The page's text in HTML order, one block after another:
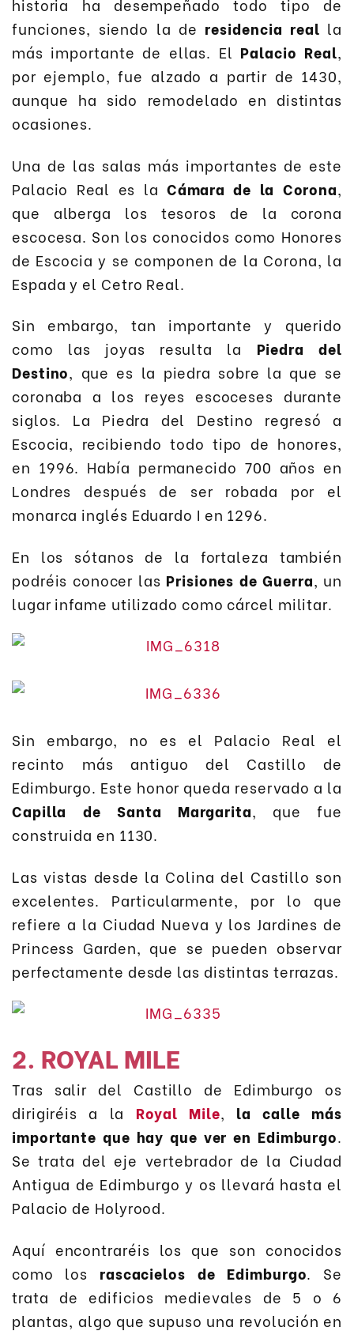
historia ha desempeñado todo tipo de
funciones, siendo la de residencia real la
más importante de ellas. El Palacio Real,
por ejemplo, fue alzado a partir de 1430,
aunque ha sido remodelado en distintas
ocasiones.
Una de las salas más importantes de este
Palacio Real es la Cámara de la Corona,
que alberga los tesoros de la corona
escocesa. Son los conocidos como Honores
de Escocia y se componen de la Corona, la
Espada y el Cetro Real.
Sin embargo, tan importante y querido
como las joyas resulta la Piedra del
Destino, que es la piedra sobre la que se
coronaba a los reyes escoceses durante
siglos. La Piedra del Destino regresó a
Escocia, recibiendo todo tipo de honores,
en 1996. Había permanecido 700 años en
Londres después de ser robada por el
monarca inglés Eduardo I en 1296.
En los sótanos de la fortaleza también
podréis conocer las Prisiones de Guerra, un
lugar infame utilizado como cárcel militar.
Sin embargo, no es el Palacio Real el
recinto más antiguo del Castillo de
Edimburgo. Este honor queda reservado a la
Capilla de Santa Margarita, que fue
construida en 1130.
Las vistas desde la Colina del Castillo son
excelentes. Particularmente, por lo que
refiere a la Ciudad Nueva y los Jardines de
Princess Garden, que se pueden observar
perfectamente desde las distintas terrazas.
2. ROYAL MILE
Tras salir del Castillo de Edimburgo os
dirigiréis a la Royal Mile, la calle más
importante que hay que ver en Edimburgo.
Se trata del eje vertebrador de la Ciudad
Antigua de Edimburgo y os llevará hasta el
Palacio de Holyrood.
Aquí encontraréis los que son conocidos
como los rascacielos de Edimburgo. Se
trata de edificios medievales de 5 o 6
plantas, algo que supuso una revolución en